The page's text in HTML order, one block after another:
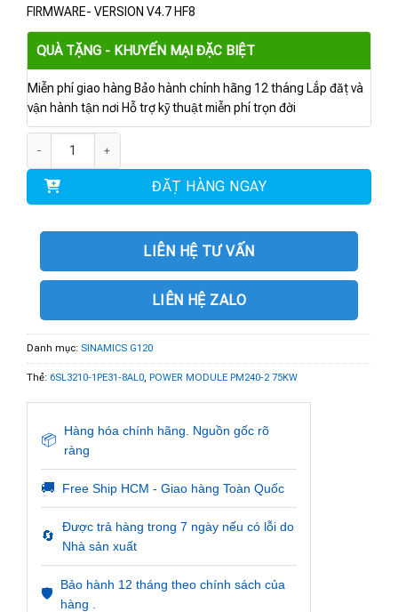
FIRMWARE- VERSION V4.7 HF8
QUÀ TẶNG - KHUYẾN MẠI ĐẶC BIỆT
Miễn phí giao hàng Bảo hành chính hãng 12 tháng Lắp đặt và
vận hành tận nơi Hỗ trợ kỹ thuật miễn phí trọn đời
ĐẶT HÀNG NGAY
LIÊN HỆ TƯ VẤN
LIÊN HỆ ZALO
Danh mục: SINAMICS G120
Thẻ: 6SL3210-1PE31-8AL0, POWER MODULE PM240-2 75KW
📦
Hàng hóa chính hãng. Nguồn gốc rõ
ràng
🚚 Free Ship HCM - Giao hàng Toàn Quốc
🔄
Được trả hàng trong 7 ngày nếu có lỗi do
Nhà sản xuất
🛡️
Bảo hành 12 tháng theo chính sách của
hàng .